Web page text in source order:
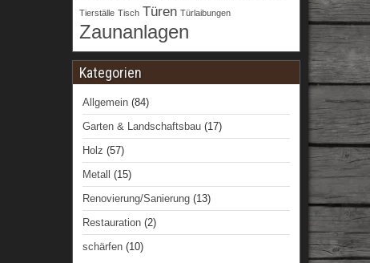
Tierställe Tisch Türen Türlaibungen
Zaunanlagen
Kategorien
Allgemein (84)
Garten & Landschaftsbau (17)
Holz (57)
Metall
(15)
Renovierung/Sanierung (13)
Restauration (2)
schärfen (10)